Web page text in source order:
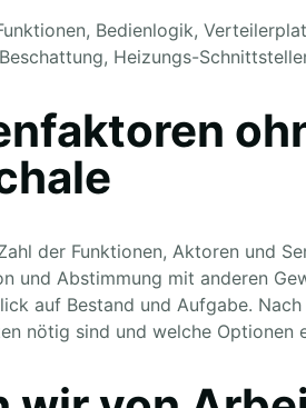
Bedienlogik,
Heizungs-
der Funktionen, Aktoren und
und Abstimmung mit anderen
auf Bestand und Aufgabe.
nötig sind und welche Optionen